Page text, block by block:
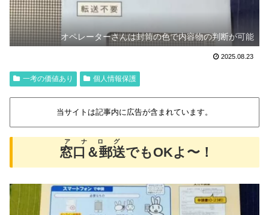
オペレーターさんは封筒の色で内容物の判断が可能
2025.08.23
一考の価値あり 個人情報保護
当サイトは記事内に広告が含まれています。
窓口＆郵送
アナログ
でもOKよ〜！